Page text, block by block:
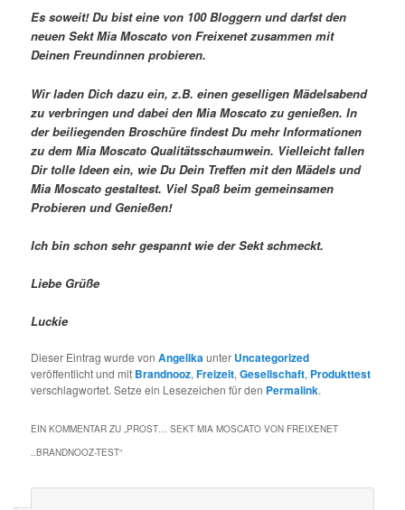
Es soweit! Du bist eine von 100 Bloggern und darfst den
neuen Sekt Mia Moscato von Freixenet zusammen mit
Deinen Freundinnen probieren.
Wir laden Dich dazu ein, z.B. einen geselligen Mädelsabend
zu verbringen und dabei den Mia Moscato zu genießen. In
der beiliegenden Broschüre findest Du mehr Informationen
zu dem Mia Moscato Qualitätsschaumwein. Vielleicht fallen
Dir tolle Ideen ein, wie Du Dein Treffen mit den Mädels und
Mia Moscato gestaltest. Viel Spaß beim gemeinsamen
Probieren und Genießen!
Ich bin schon sehr gespannt wie der Sekt schmeckt.
Liebe Grüße
Luckie
Dieser Eintrag wurde vonAngelikaunter Uncategorized
veröffentlicht und mit Brandnooz,Freizeit,Gesellschaft, Produkttest
verschlagwortet. Setze ein Lesezeichen für den Permalink.
EIN KOMMENTAR ZU „PROST… SEKT MIA MOSCATO VON FREIXENET
..BRANDNOOZ-TEST“